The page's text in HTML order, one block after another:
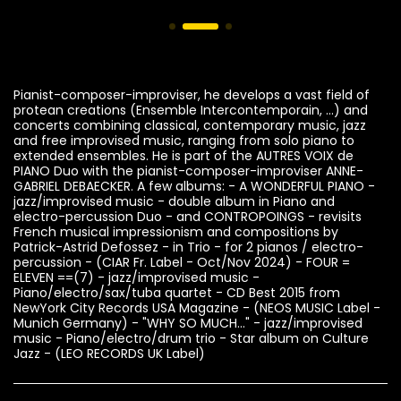
Pianist-composer-improviser, he develops a vast field of
protean creations (Ensemble Intercontemporain, ...) and
concerts combining classical, contemporary music, jazz
and free improvised music, ranging from solo piano to
extended ensembles. He is part of the AUTRES VOIX de
PIANO Duo with the pianist-composer-improviser ANNE-
GABRIEL DEBAECKER. A few albums: - A WONDERFUL PIANO -
jazz/improvised music - double album in Piano and
electro-percussion Duo - and CONTROPOINGS - revisits
French musical impressionism and compositions by
Patrick-Astrid Defossez - in Trio - for 2 pianos / electro-
percussion - (CIAR Fr. Label - Oct/Nov 2024) - FOUR =
ELEVEN ==(7) - jazz/improvised music -
Piano/electro/sax/tuba quartet - CD Best 2015 from
NewYork City Records USA Magazine - (NEOS MUSIC Label -
Munich Germany) - "WHY SO MUCH..." - jazz/improvised
music - Piano/electro/drum trio - Star album on Culture
Jazz - (LEO RECORDS UK Label)